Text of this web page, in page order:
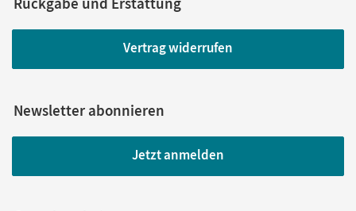
Vertrag widerrufen
Newsletter abonnieren
Jetzt anmelden